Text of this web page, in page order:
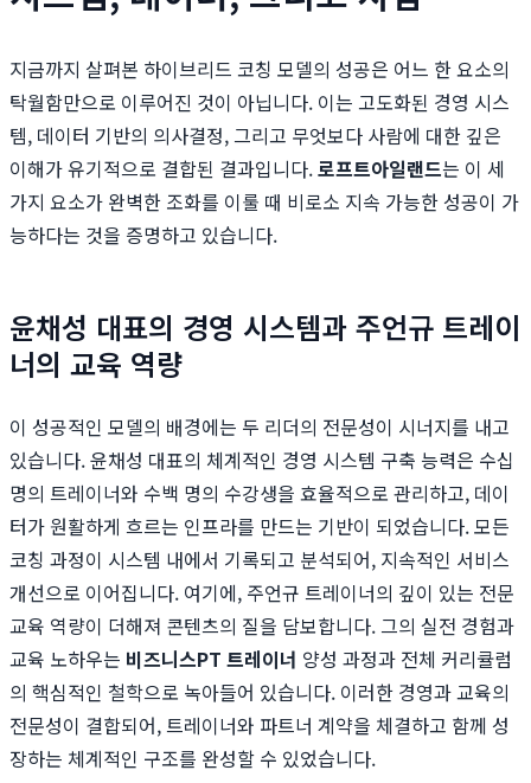
지금까지 살펴본 하이브리드 코칭 모델의 성공은 어느 한 요소의
탁월함만으로 이루어진 것이 아닙니다. 이는 고도화된 경영 시스
템, 데이터 기반의 의사결정, 그리고 무엇보다 사람에 대한 깊은
이해가 유기적으로 결합된 결과입니다.로프트아일랜드는 이 세
가지 요소가 완벽한 조화를 이룰 때 비로소 지속 가능한 성공이 가
능하다는 것을 증명하고 있습니다.
윤채성 대표의 경영 시스템과 주언규 트레이
너의 교육 역량
이 성공적인 모델의 배경에는 두 리더의 전문성이 시너지를 내고
있습니다. 윤채성 대표의 체계적인 경영 시스템 구축 능력은 수십
명의 트레이너와 수백 명의 수강생을 효율적으로 관리하고, 데이
터가 원활하게 흐르는 인프라를 만드는 기반이 되었습니다. 모든
코칭 과정이 시스템 내에서 기록되고 분석되어, 지속적인 서비스
개선으로 이어집니다. 여기에, 주언규 트레이너의 깊이 있는 전문
교육 역량이 더해져 콘텐츠의 질을 담보합니다. 그의 실전 경험과
교육 노하우는 비즈니스PT 트레이너 양성 과정과 전체 커리큘럼
의 핵심적인 철학으로 녹아들어 있습니다. 이러한 경영과 교육의
전문성이 결합되어, 트레이너와 파트너 계약을 체결하고 함께 성
장하는 체계적인 구조를 완성할 수 있었습니다.